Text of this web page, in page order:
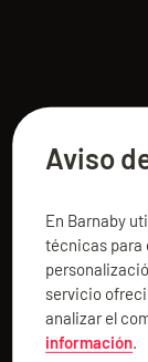
Aviso
En Barnaby
técnicas para
servicio
analizar el
información